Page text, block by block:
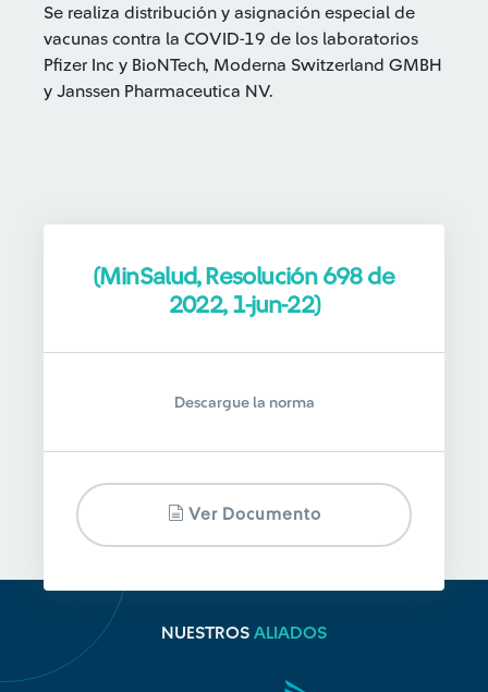
Se realiza distribución y asignación especial de
vacunas contra la COVID-19 de los laboratorios
Pfizer Inc y BioNTech, Moderna Switzerland GMBH
y Janssen Pharmaceutica NV.
(MinSalud, Resolución 698 de
2022, 1-jun-22)
Descargue la norma
Ver Documento
NUESTROS ALIADOS